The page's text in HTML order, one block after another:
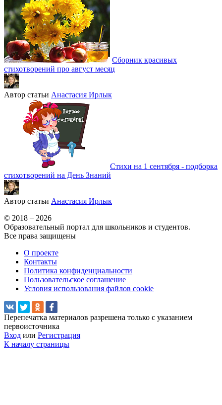
Сборник красивых
стихотворений про август месяц
Автор статьи Анастасия Ирлык
Стихи на 1 сентября - подборка
стихотворений на День Знаний
Автор статьи Анастасия Ирлык
© 2018 – 2026
Образовательный портал для школьников и студентов.
Все права защищены
О проекте
Контакты
Политика конфиденциальности
Пользовательское соглашение
Условия использования файлов cookie
Перепечатка материалов разрешена только с указанием
первоисточника
Вход или Регистрация
К началу страницы